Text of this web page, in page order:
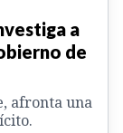
a
de
afronta una